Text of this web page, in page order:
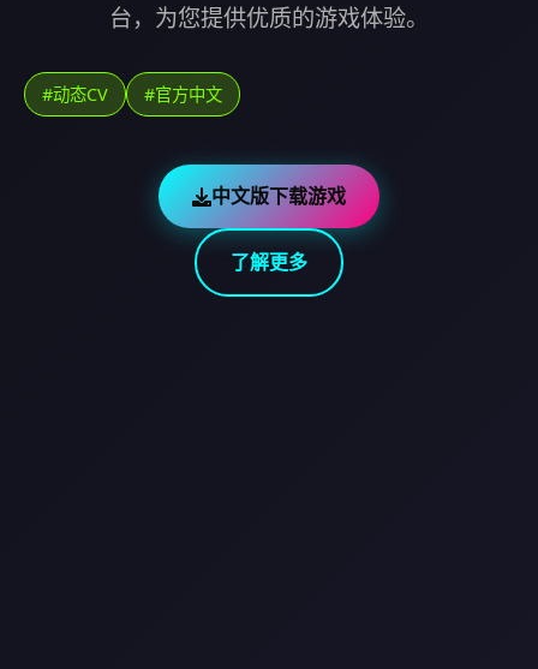
台，为您提供优质的游戏体验。
#动态CV #官方中文
中文版下载游戏
了解更多